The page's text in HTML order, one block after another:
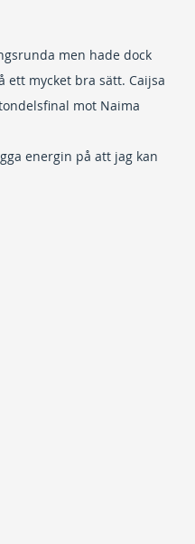
men hade dock
ett mycket bra sätt. Caijsa
mot Naima
energin på att jag kan